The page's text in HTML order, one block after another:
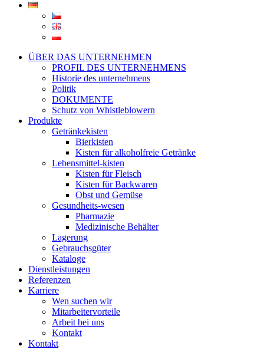
ÜBER DAS UNTERNEHMEN
PROFIL DES UNTERNEHMENS
Historie des unternehmens
Politik
DOKUMENTE
Schutz von Whistleblowern
Produkte
Getränkekisten
Bierkisten
Kisten für alkoholfreie Getränke
Lebensmittel-kisten
Kisten für Fleisch
Kisten für Backwaren
Obst und Gemüse
Gesundheits-wesen
Pharmazie
Medizinische Behälter
Lagerung
Gebrauchsgüter
Kataloge
Dienstleistungen
Referenzen
Karriere
Wen suchen wir
Mitarbeitervorteile
Arbeit bei uns
Kontakt
Kontakt